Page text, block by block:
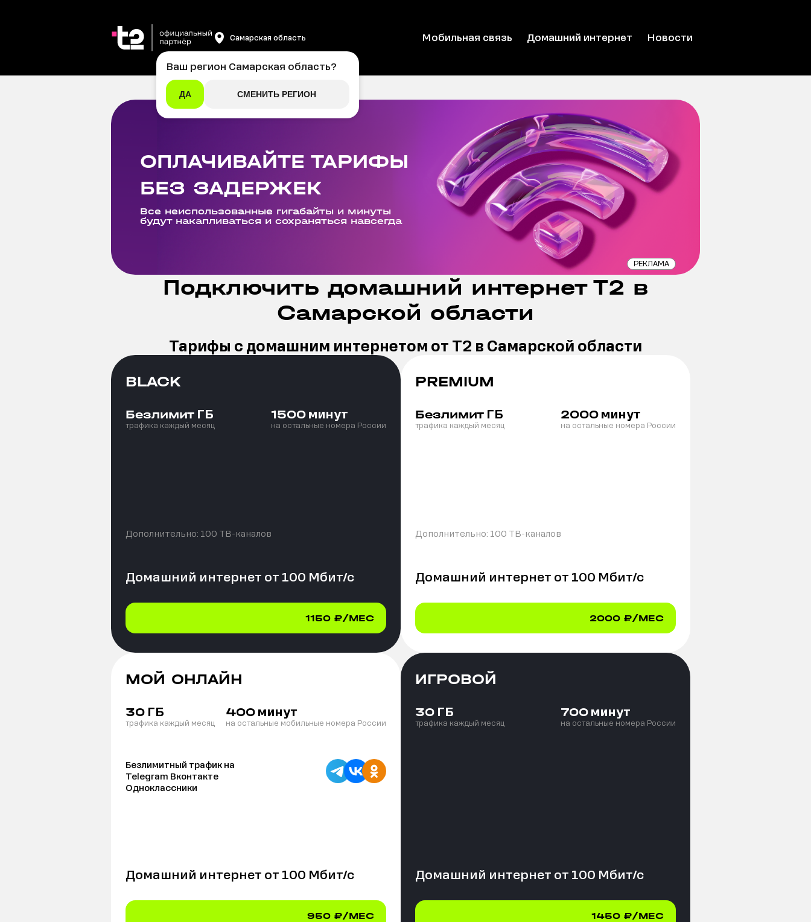
Самарская область Мобильная связь Домашний интернет Новости
ОПЛАЧИВАЙТЕ ТАРИФЫ
БЕЗ ЗАДЕРЖЕК
Все неиспользованные гигабайты и минуты
будут накапливаться и сохраняться навсегда
РЕКЛАМА
Подключить домашний интернет Т2 в
Самарской области
Тарифы с домашним интернетом от Т2 в Самарской области
BLACK
Безлимит ГБ
трафика каждый месяц
1500 минут
на остальные номера России
Дополнительно: 100 ТВ-каналов
Домашний интернет от 100 Мбит/с
1150 ₽/МЕС
PREMIUM
Безлимит ГБ
трафика каждый месяц
2000 минут
на остальные номера России
Дополнительно: 100 ТВ-каналов
Домашний интернет от 100 Мбит/с
2000 ₽/МЕС
МОЙ ОНЛАЙН
30 ГБ
трафика каждый месяц
400 минут
на остальные мобильные номера России
Безлимитный трафик на
Telegram Вконтакте
Одноклассники
Домашний интернет от 100 Мбит/с
950 ₽/МЕС
ИГРОВОЙ
30 ГБ
трафика каждый месяц
700 минут
на остальные номера России
Домашний интернет от 100 Мбит/с
1450 ₽/МЕС
Ваш регион Самарская область?
ДА СМЕНИТЬ РЕГИОН